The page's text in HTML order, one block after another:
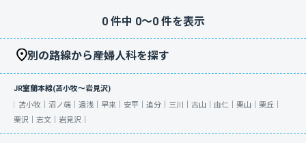
0件中 0〜0件を表示
別の路線から産婦人科を探す
JR室蘭本線(苫小牧～岩見沢)
苫小牧｜ 沼ノ端｜ 遠浅｜ 早来｜ 安平｜ 追分｜ 三川｜ 古山｜ 由仁｜ 栗山｜ 栗丘｜
栗沢｜ 志文｜ 岩見沢｜